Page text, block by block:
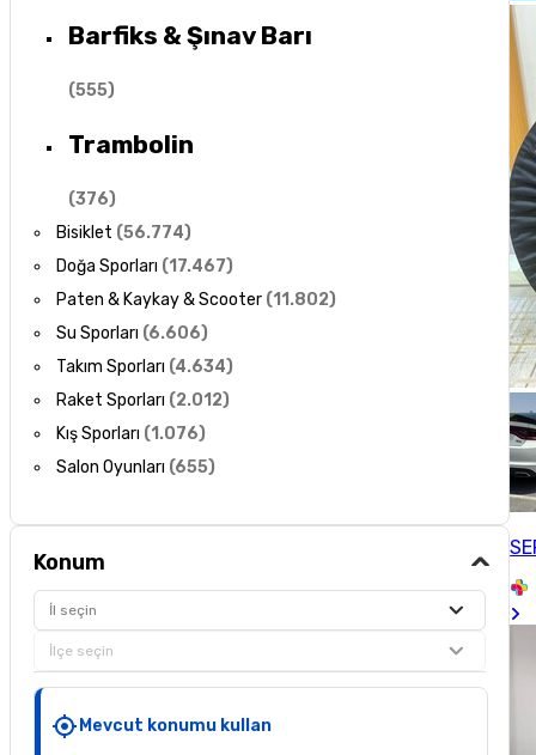
Barfiks & Şınav Barı
(555)
Trambolin
(376)
Bisiklet (56.774)
Doğa Sporları (17.467)
Paten & Kaykay & Scooter (11.802)
Su Sporları (6.606)
Takım Sporları (4.634)
Raket Sporları (2.012)
Kış Sporları (1.076)
Salon Oyunları (655)
Konum
İl seçin
İlçe seçin
Mevcut konumu kullan